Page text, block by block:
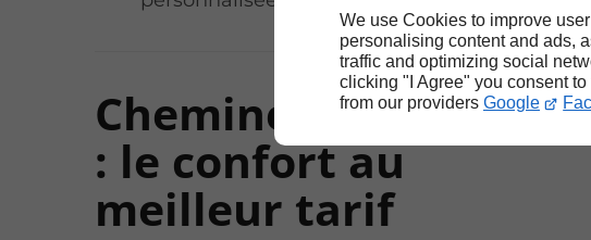
We use Cookies to improve
personalising content and ads,
traffic and optimizing social
clicking "I Agree" you consent
from our providers Google
Cheminée sur mesure
: le confort au
meilleur tarif